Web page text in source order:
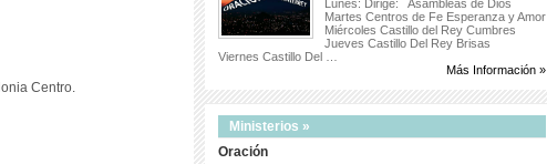
Centro.
Lunes: Dirige: Asambleas de Dios
Martes Centros de Fe Esperanza y Amor
Miércoles Castillo del Rey Cumbres
Jueves Castillo Del Rey Brisas
Viernes Castillo Del …
Más Información »
Ministerios »
Oración